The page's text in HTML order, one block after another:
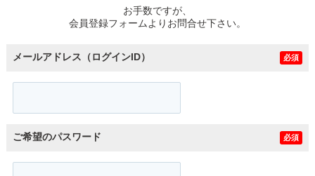
お手数ですが、
会員登録フォームよりお問合せ下さい。
メールアドレス（ログインID） 必須
ご希望のパスワード 必須